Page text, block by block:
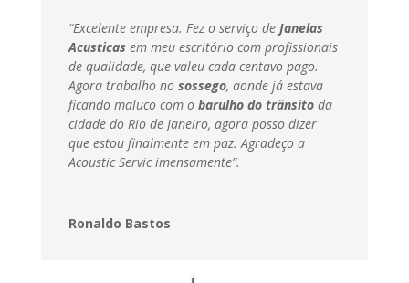
“Excelente empresa. Fez o serviço de Janelas
Acusticas em meu escritório com profissionais
de qualidade, que valeu cada centavo pago.
Agora trabalho no sossego, aonde já estava
ficando maluco com o barulho do trânsitoda
cidade do Rio de Janeiro, agora posso dizer
que estou finalmente em paz.Agradeço a
Acoustic Servic imensamente”.
Ronaldo Bastos